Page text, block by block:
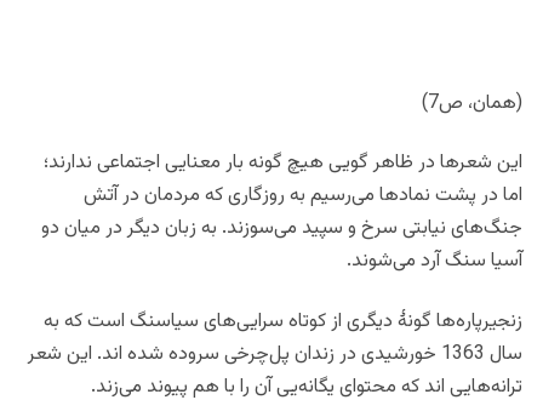
(همان، ص7)
این شعرها در ظاهر گویی هیچ گونه‌ بار معنایی اجتماعی ندارند؛
اما در پشت نمادها می‌رسیم به روزگاری که مردمان در آتش
جنگ‌های نیابتی سرخ و سپید می‌سوزند. به زبان دیگر در میان دو
آسیا سنگ آرد می‌شوند.
زنجیرپاره‌ها گونۀ دیگری از کوتاه سرایی‌‌های سیا‌سنگ است که به
سال 1363 خورشیدی در زندان پل‌چرخی سروده شده اند. این شعر
ترانه‌هایی اند که محتوای یگانه‌یی آن را با هم پیوند می‌زند.